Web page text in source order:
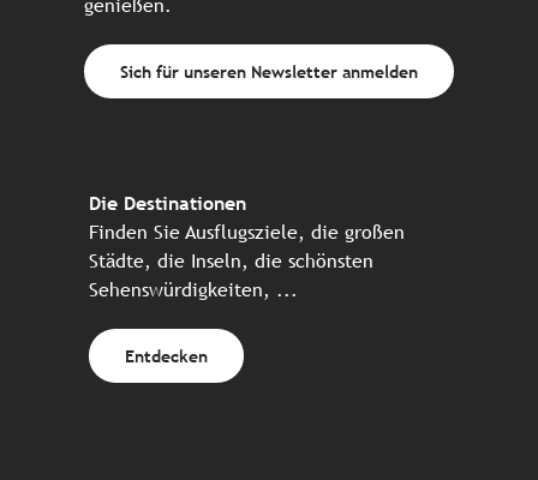
genießen.
Sich für unseren Newsletter anmelden
Die Destinationen
Finden Sie Ausflugsziele, die großen
Städte, die Inseln, die schönsten
Sehenswürdigkeiten, ...
Entdecken